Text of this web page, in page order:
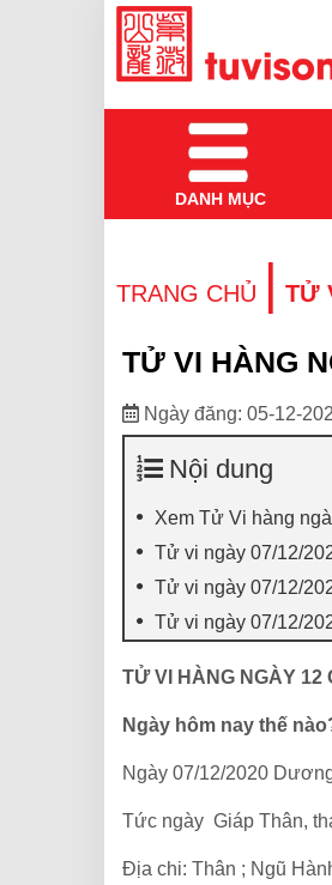
DANH MỤC
TRANG CHỦ | TỬ
TỬ VI HÀNG
Ngày đăng: 05-12-
Nội dung
Xem Tử Vi hàng
Tử vi ngày 07/12/
Tử vi ngày 07/12/
Tử vi ngày 07/12/
TỬ VI HÀNG NGÀY 12
Ngày hôm nay thế
Ngày 07/12/2020
Tức ngày Giáp Thân,
Địa chi: Thân ; Ngũ